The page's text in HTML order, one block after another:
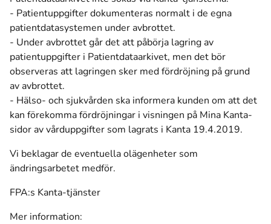
- Patientuppgifter dokumenteras normalt i de egna
patientdatasystemen under avbrottet.
- Under avbrottet går det att påbörja lagring av
patientuppgifter i Patientdataarkivet, men det bör
observeras att lagringen sker med fördröjning på grund
av avbrottet.
- Hälso- och sjukvården ska informera kunden om att det
kan förekomma fördröjningar i visningen på Mina Kanta-
sidor av vårduppgifter som lagrats i Kanta 19.4.2019.
Vi beklagar de eventuella olägenheter som
ändringsarbetet medför.
FPA:s Kanta-tjänster
Mer information: